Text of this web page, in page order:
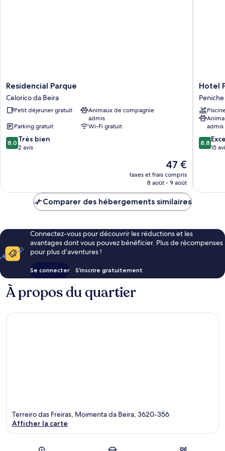
Residencial
Parque
Celorico
da
Residencial Parque
Celorico da Beira
Petit déjeuner gratuit
Animaux de compagnie
admis
Parking gratuit
Wi-Fi gratuit
8.0
sur
8,0 Très bien
2 avis
Le
nouveau
prix
de
47 €
taxes et frais compris
8 août - 9 août
Hotel
Peniche
Hotel
Peniche
admis
8.8
sur
8,8
15
Comparer des hébergements similaires
Connectez-vous pour découvrir les réductions et les
avantages dont vous pouvez bénéficier. Plus de récompenses
pour plus d’aventures !
Se connecter S’inscrire gratuitement
À propos du quartier
Terreiro das Freiras, Moimenta da Beira, 3620-356
Afficher la carte